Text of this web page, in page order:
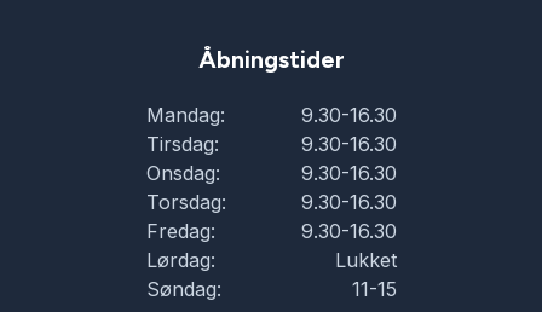
Åbningstider
Mandag:
9.30-16.30
Tirsdag:
9.30-16.30
Onsdag:
9.30-16.30
Torsdag:
9.30-16.30
Fredag:
9.30-16.30
Lørdag:
Lukket
Søndag:
11-15